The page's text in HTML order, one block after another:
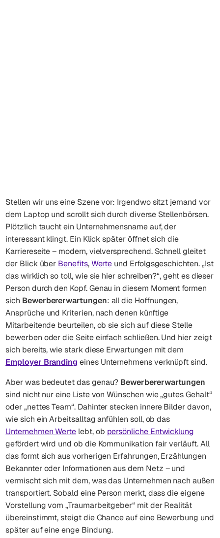
Stellen wir uns eine Szene vor: Irgendwo sitzt jemand vor
dem Laptop und scrollt sich durch diverse Stellenbörsen.
Plötzlich taucht ein Unternehmensname auf, der
interessant klingt. Ein Klick später öffnet sich die
Karriereseite – modern, vielversprechend. Schnell gleitet
der Blick über Benefits,Werte und Erfolgsgeschichten. „Ist
das wirklich so toll, wie sie hier schreiben?“, geht es dieser
Person durch den Kopf. Genau in diesem Moment formen
sich Bewerbererwartungen: all die Hoffnungen,
Ansprüche und Kriterien, nach denen künftige
Mitarbeitende beurteilen, ob sie sich auf diese Stelle
bewerben oder die Seite einfach schließen. Und hier zeigt
sich bereits, wie stark diese Erwartungen mit dem
Employer Branding eines Unternehmens verknüpft sind.
Aber was bedeutet das genau? Bewerbererwartungen
sind nicht nur eine Liste von Wünschen wie „gutes Gehalt“
oder „nettes Team“. Dahinter stecken innere Bilder davon,
wie sich ein Arbeitsalltag anfühlen soll, ob das
Unternehmen Werte lebt, ob persönliche Entwicklung
gefördert wird und ob die Kommunikation fair verläuft. All
das formt sich aus vorherigen Erfahrungen, Erzählungen
Bekannter oder Informationen aus dem Netz – und
vermischt sich mit dem, was das Unternehmen nach außen
transportiert. Sobald eine Person merkt, dass die eigene
Vorstellung vom „Traumarbeitgeber“ mit der Realität
übereinstimmt, steigt die Chance auf eine Bewerbung und
später auf eine enge Bindung.